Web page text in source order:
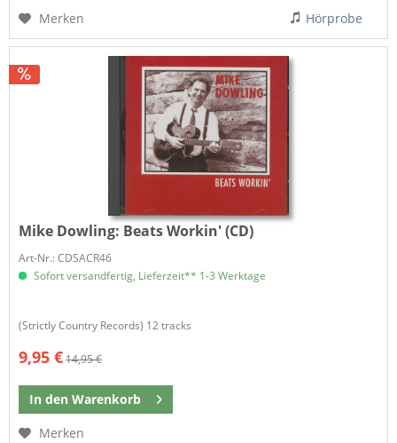
Merken
Hörprobe
Mike Dowling: Beats Workin' (CD)
Art-Nr.: CDSACR46
Sofort versandfertig, Lieferzeit** 1-3 Werktage
(Strictly Country Records) 12 tracks
9,95 €14,95 €
In den Warenkorb
Merken